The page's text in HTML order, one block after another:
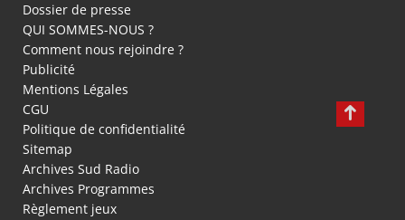
Dossier de presse
QUI SOMMES-NOUS ?
Comment nous rejoindre ?
Publicité
Mentions Légales
CGU
Politique de confidentialité
Sitemap
Archives Sud Radio
Archives Programmes
Règlement jeux